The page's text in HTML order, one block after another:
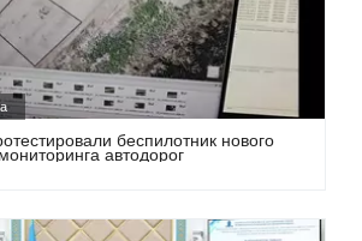
беспилотник нового
автодорог